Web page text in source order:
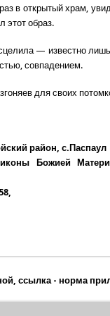
в открытый храм,
этот образ.
— известно
совпадением.
для своих
район, с.Паспаул
иконы Божией
ссылка - норма